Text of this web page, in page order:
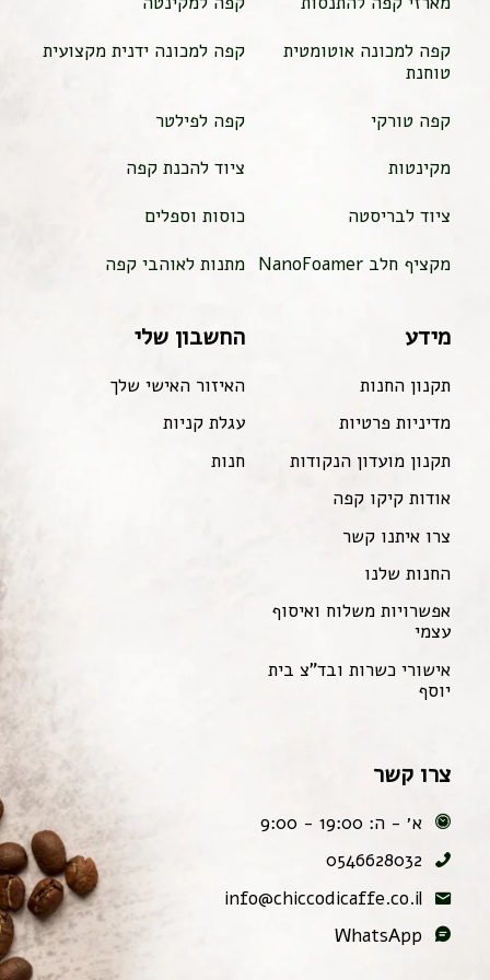
קפה למכונה אוטומטית
טוחנת
קפה למכונה ידנית מקצועית
קפה טורקי
קפה לפילטר
מקינטות
ציוד להכנת קפה
ציוד לבריסטה
כוסות וספלים
מקציף חלב NanoFoamer
מתנות לאוהבי קפה
מידע
תקנון החנות
מדיניות פרטיות
תקנון מועדון הנקודות
אודות קיקו קפה
צרו איתנו קשר
החנות שלנו
אפשרויות משלוח ואיסוף
עצמי
אישורי כשרות ובד"צ בית
יוסף
החשבון שלי
האיזור האישי שלך
עגלת קניות
חנות
צרו קשר
א׳ - ה: 19:00 - 9:00
0546628032
info@chiccodicaffe.co.il
WhatsApp